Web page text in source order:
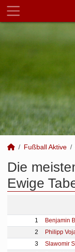
Fußball Aktive
Die
Ewige
1 Benjamin
2
Philipp
3
Slawomir